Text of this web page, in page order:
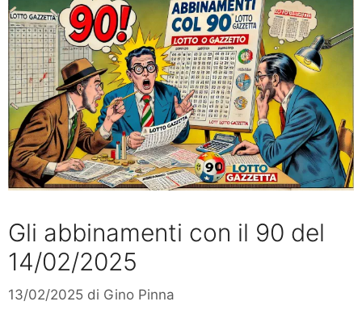
Gli abbinamenti con il 90 del
14/02/2025
13/02/2025 di Gino Pinna